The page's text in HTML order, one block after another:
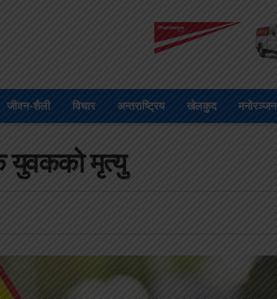
जीवन-शैली विचार अन्तराष्ट्रिय खेलकुद मनोरञ्जन
युवकको मृत्यु